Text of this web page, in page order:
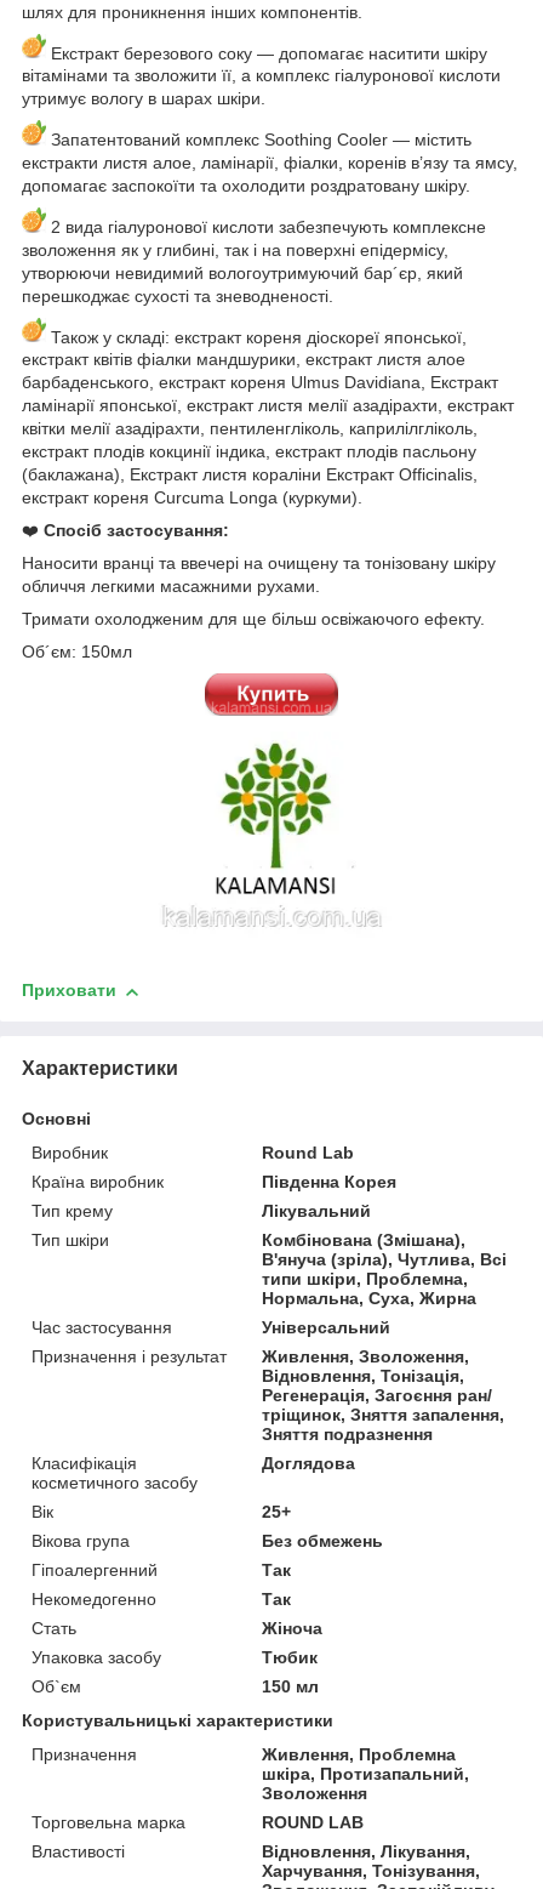
шлях для проникнення інших компонентів.
Екстракт березового соку — допомагає наситити шкіру
вітамінами та зволожити її, а комплекс гіалуронової кислоти
утримує вологу в шарах шкіри.
Запатентований комплекс Soothing Cooler — містить
екстракти листя алое, ламінарії, фіалки, коренів в’язу та ямсу,
допомагає заспокоїти та охолодити роздратовану шкіру.
2 вида гіалуронової кислоти забезпечують комплексне
зволоження як у глибині, так і на поверхні епідермісу,
утворюючи невидимий вологоутримуючий бар´єр, який
перешкоджає сухості та зневодненості.
Також у складі: екстракт кореня діоскореї японської,
екстракт квітів фіалки мандшурики, екстракт листя алое
барбаденського, екстракт кореня Ulmus Davidiana, Екстракт
ламінарії японської, екстракт листя мелії азадірахти, екстракт
квітки мелії азадірахти, пентиленгліколь, каприлілгліколь,
екстракт плодів кокцинії індика, екстракт плодів пасльону
(баклажана), Екстракт листя кораліни Екстракт Officinalis,
екстракт кореня Curcuma Longa (куркуми).
❤️ Спосіб застосування:
Наносити вранці та ввечері на очищену та тонізовану шкіру
обличчя легкими масажними рухами.
Тримати охолодженим для ще більш освіжаючого ефекту.
Об´єм: 150мл
Приховати
Характеристики
Основні
Виробник
Round Lab
Країна виробник
Південна Корея
Тип крему
Лікувальний
Тип шкіри
Комбінована (Змішана),
В'януча (зріла), Чутлива, Всі
типи шкіри, Проблемна,
Нормальна, Суха, Жирна
Час застосування
Універсальний
Призначення і результат
Живлення, Зволоження,
Відновлення, Тонізація,
Регенерація, Загоєння ран/
тріщинок, Зняття запалення,
Зняття подразнення
Класифікація
косметичного засобу
Доглядова
Вік
25+
Вікова група
Без обмежень
Гіпоалергенний
Так
Некомедогенно
Так
Стать
Жіноча
Упаковка засобу
Тюбик
Об`єм
150 мл
Користувальницькі характеристики
Призначення
Живлення, Проблемна
шкіра, Протизапальний,
Зволоження
Торговельна марка
ROUND LAB
Властивості
Відновлення, Лікування,
Харчування, Тонізування,